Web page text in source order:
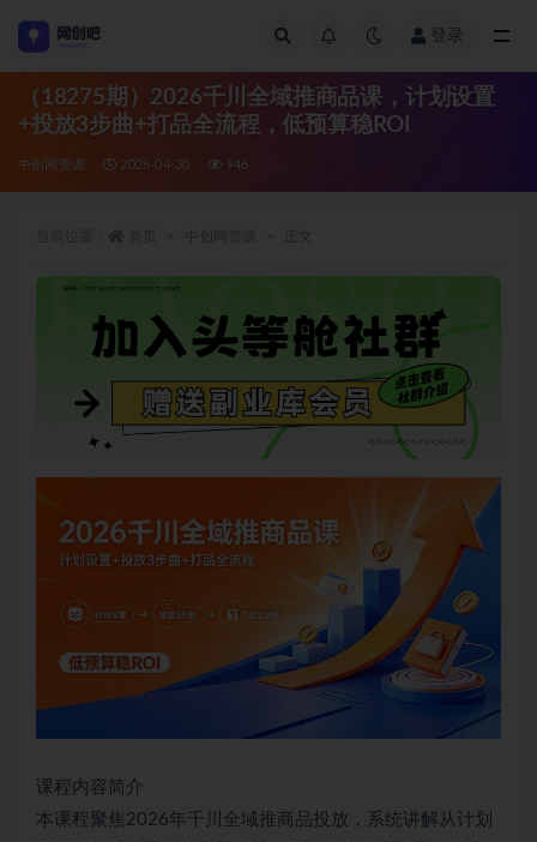
登录
（18275期）2026千川全域推商品课，计划设置
+投放3步曲+打品全流程，低预算稳ROI
中创网资源 2026-04-30 946
课程内容简介
本课程聚焦2026年千川全域推商品投放，系统讲解从计划